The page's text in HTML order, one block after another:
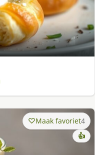
Maak favoriet4
👍